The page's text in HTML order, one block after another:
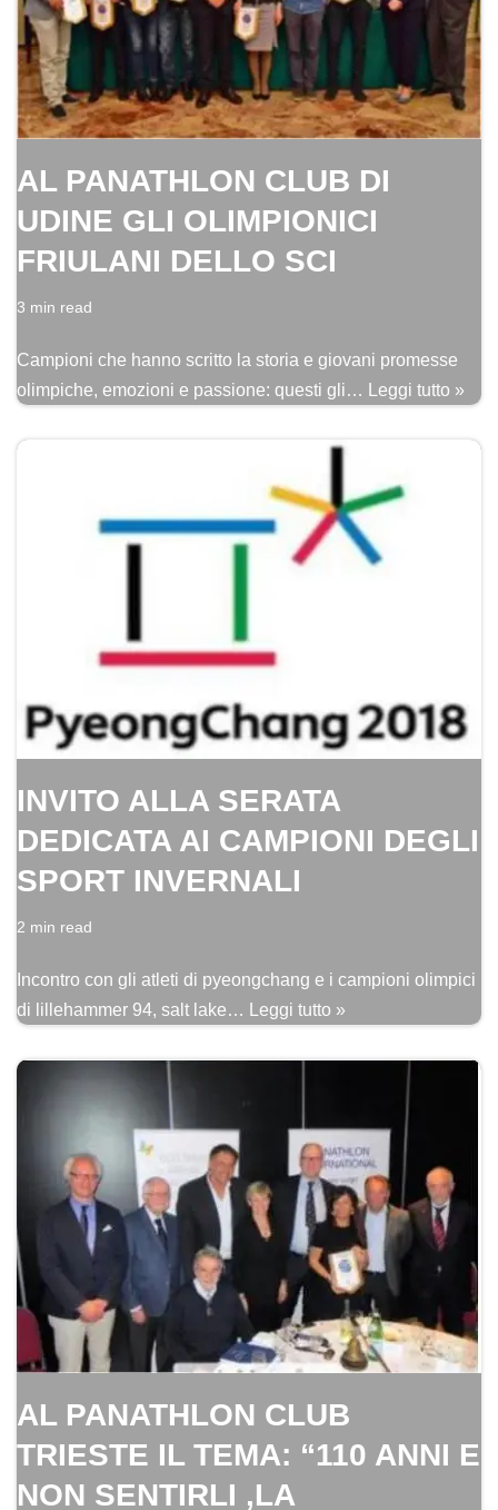
AL PANATHLON CLUB DI
UDINE GLI OLIMPIONICI
FRIULANI DELLO SCI
3 min read
Campioni che hanno scritto la storia e giovani promesse
olimpiche, emozioni e passione: questi gli…
Leggi tutto »
INVITO ALLA SERATA
DEDICATA AI CAMPIONI DEGLI
SPORT INVERNALI
2 min read
Incontro con gli atleti di pyeongchang e i campioni olimpici
di lillehammer 94, salt lake…
Leggi tutto »
AL PANATHLON CLUB
TRIESTE IL TEMA: “110 ANNI E
NON SENTIRLI ,LA